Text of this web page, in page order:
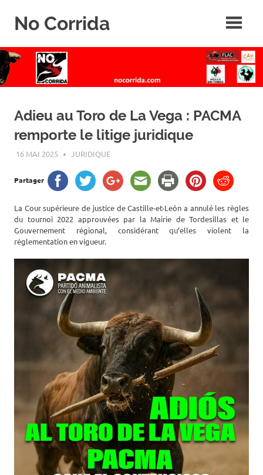
No Corrida
de
la
corrida
Adieu au Toro de La Vega : PACMA
remporte le litige juridique
16 MAI 2025 ROGER LAHANA
JURIDIQUE
Partager
La Cour supérieure de justice de Castille-et-León a annulé les règles
du tournoi 2022 approuvées par la Mairie de Tordesillas et le
Gouvernement régional, considérant qu’elles violent la
réglementation en vigueur.